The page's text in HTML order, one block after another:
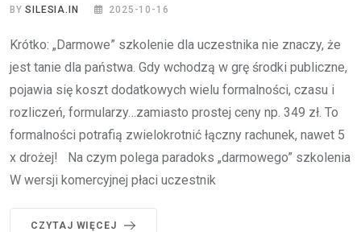
BYSILESIA.IN 2025-10-16
Krótko: „Darmowe” szkolenie dla uczestnika nie znaczy, że
jest tanie dla państwa. Gdy wchodzą w grę środki publiczne,
pojawia się koszt dodatkowych wielu formalności, czasu i
rozliczeń, formularzy…zamiasto prostej ceny np. 349 zł. To
formalności potrafią zwielokrotnić łączny rachunek, nawet 5
x drożej! Na czym polega paradoks „darmowego” szkolenia
W wersji komercyjnej płaci uczestnik
CZYTAJ WIĘCEJ